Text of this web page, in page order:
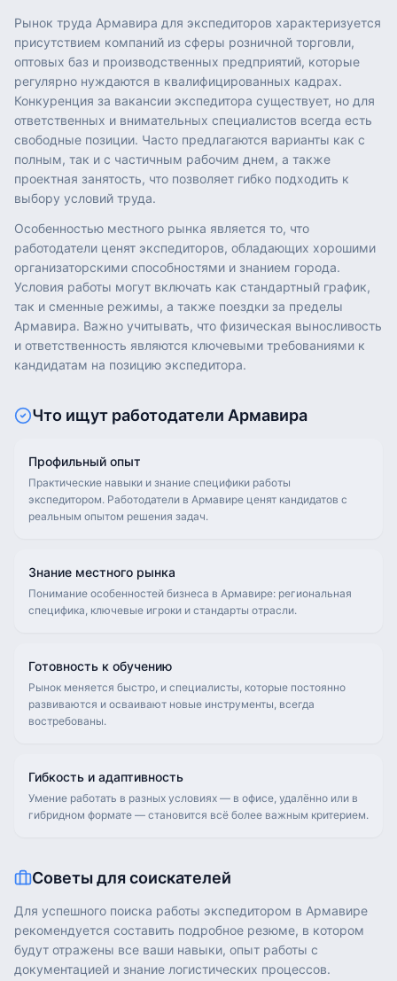
Рынок труда Армавира для экспедиторов характеризуется
присутствием компаний из сферы розничной торговли,
оптовых баз и производственных предприятий, которые
регулярно нуждаются в квалифицированных кадрах.
Конкуренция за вакансии экспедитора существует, но для
ответственных и внимательных специалистов всегда есть
свободные позиции. Часто предлагаются варианты как с
полным, так и с частичным рабочим днем, а также
проектная занятость, что позволяет гибко подходить к
выбору условий труда.
Особенностью местного рынка является то, что
работодатели ценят экспедиторов, обладающих хорошими
организаторскими способностями и знанием города.
Условия работы могут включать как стандартный график,
так и сменные режимы, а также поездки за пределы
Армавира. Важно учитывать, что физическая выносливость
и ответственность являются ключевыми требованиями к
кандидатам на позицию экспедитора.
Что ищут работодатели Армавира
Профильный опыт
Практические навыки и знание специфики работы
экспедитором. Работодатели в Армавире ценят кандидатов с
реальным опытом решения задач.
Знание местного рынка
Понимание особенностей бизнеса в Армавире: региональная
специфика, ключевые игроки и стандарты отрасли.
Готовность к обучению
Рынок меняется быстро, и специалисты, которые постоянно
развиваются и осваивают новые инструменты, всегда
востребованы.
Гибкость и адаптивность
Умение работать в разных условиях — в офисе, удалённо или в
гибридном формате — становится всё более важным критерием.
Советы для соискателей
Для успешного поиска работы экспедитором в Армавире
рекомендуется составить подробное резюме, в котором
будут отражены все ваши навыки, опыт работы с
документацией и знание логистических процессов.